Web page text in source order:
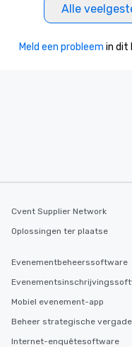
Alle
Meld een probleem in dit
Cvent Supplier Network
Oplossingen ter plaatse
Evenementbeheerssoftware
Mobiel evenement-app
Beheer strategische
Internet-enquêtesoftware